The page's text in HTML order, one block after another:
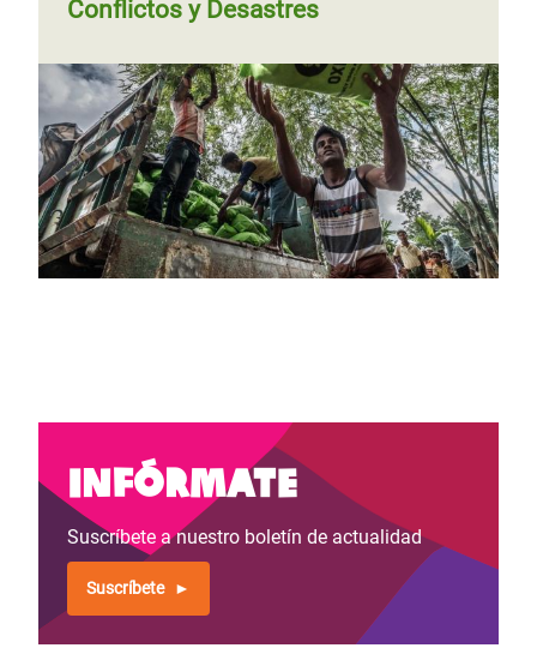
Conflictos y Desastres
Infórmate
Suscríbete a nuestro boletín de actualidad
Suscríbete